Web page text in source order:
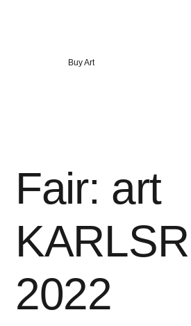
Veröffentlicht
Buy Art
Fair: art
2022